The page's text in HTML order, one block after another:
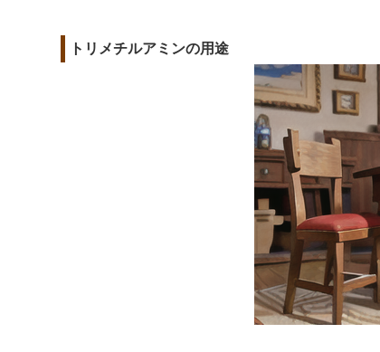
トリメチルアミンの用途